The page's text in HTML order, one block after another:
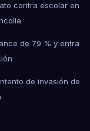
contra escolar en
de 79 % y entra
de invasión de